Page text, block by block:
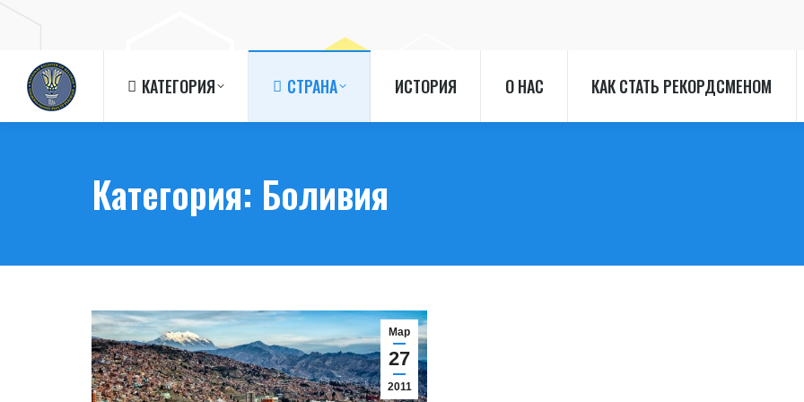
КАТЕГОРИЯ СТРАНА ИСТОРИЯ О НАС КАК СТАТЬ РЕКОРДСМЕНОМ
Категория: Боливия
Мар
27
2011
СТРАНА